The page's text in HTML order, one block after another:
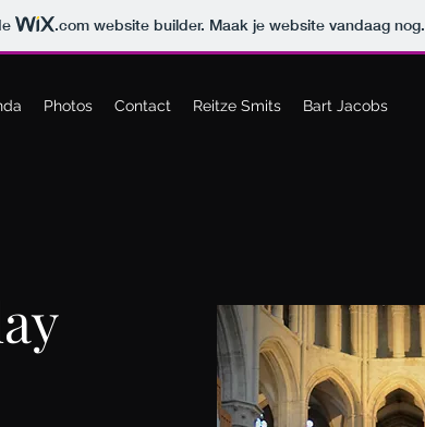
.com website builder. Maak je website vandaag nog.
Photos Contact Reitze Smits Bart Jacobs